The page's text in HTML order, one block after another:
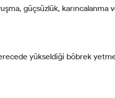
güçsüzlük, karıncalanma
yükseldiği böbrek